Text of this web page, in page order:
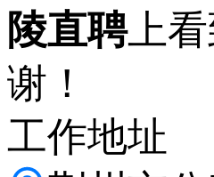
陵直聘上
谢！
工作地址